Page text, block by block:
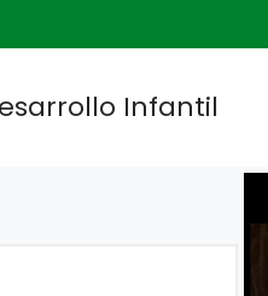
Infantil